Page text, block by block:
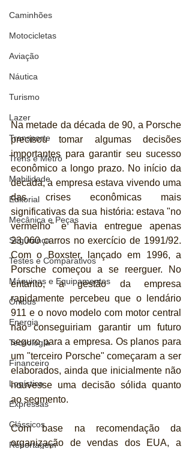
Caminhões
Motocicletas
Aviação
Náutica
Turismo
Lazer
Transporte
Trens e Metrô
Mobilidade
Editorial
Mecânica e Peças
Segurança
Testes e Comparativos
Máquinas e Equipamentos
Ônibus
Energia
Tecnologia
Financeiro
Logística
Expressas
Clássicos
Reportagem
Na metade da década de 90, a Porsche
precisou tomar algumas decisões
importantes para garantir seu sucesso
econômico a longo prazo. No início da
década, a empresa estava vivendo uma
das crises econômicas mais
significativas da sua história: estava "no
vermelho" e havia entregue apenas
23.060 carros no exercício de 1991/92.
Com o Boxster, lançado em 1996, a
Porsche começou a se reerguer. No
entanto, a gestão da empresa
rapidamente percebeu que o lendário
911 e o novo modelo com motor central
não conseguiriam garantir um futuro
seguro para a empresa. Os planos para
um "terceiro Porsche" começaram a ser
elaborados, ainda que inicialmente não
houvesse uma decisão sólida quanto
ao segmento.
Com base na recomendação da
organização de vendas dos EUA, a